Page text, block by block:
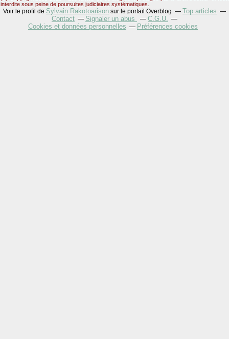
interdite sous peine de poursuites judiciaires systématiques.
Voir le profil de Sylvain Rakotoarison sur le portail Overblog
Top articles
Contact
Signaler un abus
C.G.U.
Cookies et données personnelles
Préférences cookies